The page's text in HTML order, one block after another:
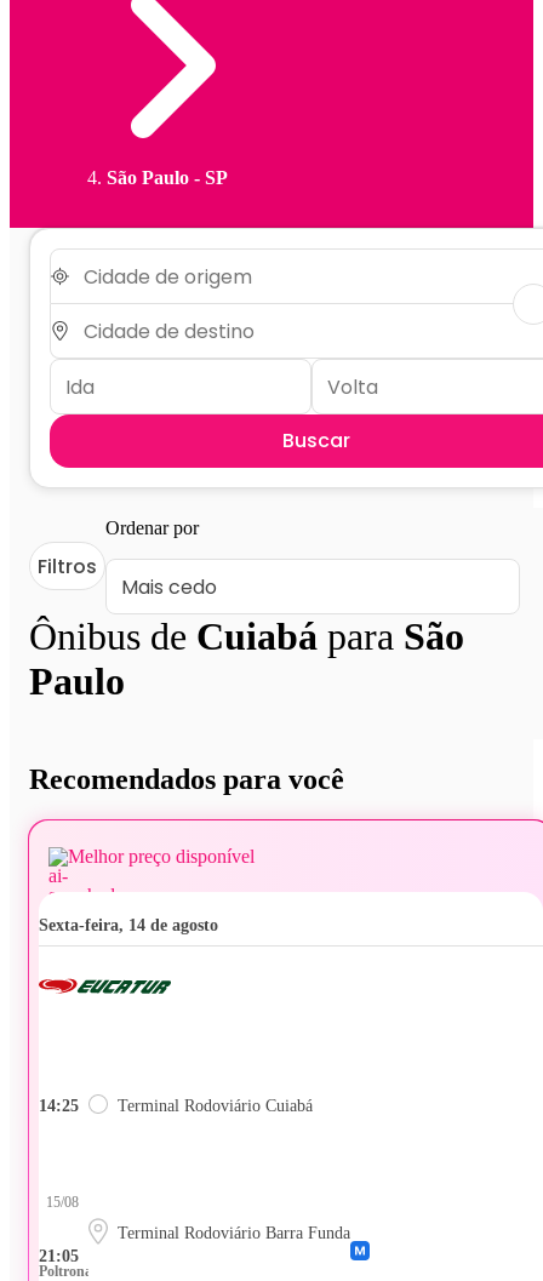
São Paulo - SP
Buscar
Ônibus de Cuiabá para São
Paulo
Filtros
Ordenar por
Recomendados para você
Melhor preço disponível
sexta-feira, 14 de agosto
14:25 Terminal Rodoviário Cuiabá
21:05
15/08
Terminal Rodoviário Barra Funda
Poltrona